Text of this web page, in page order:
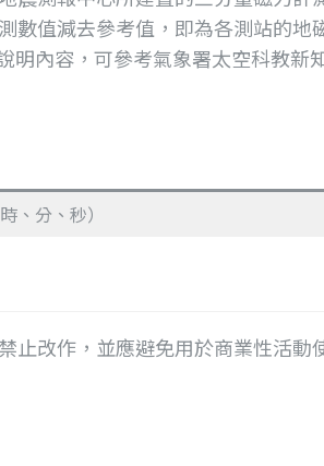
數值減去參考值，即為各測站的
內容，可參考氣象署太空科教新
、分、秒）
止改作，並應避免用於商業性活動